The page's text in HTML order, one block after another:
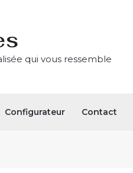
qui vous ressemble
Configurateur Contact